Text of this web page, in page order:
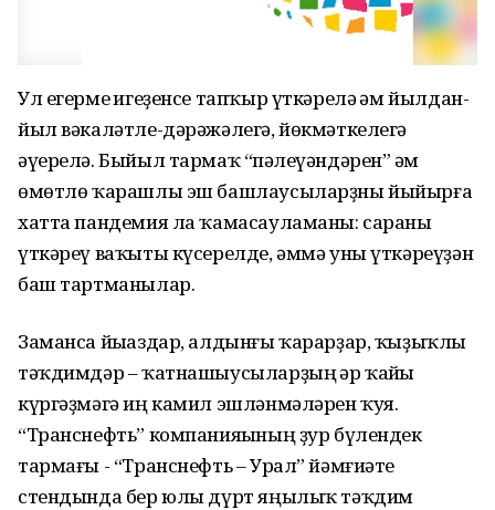
Ул егерме һигеҙенсе тапҡыр үткәрелә һәм йылдан-
йыл вәкаләтле-дәрәжәлегә, йөкмәткелегә
әүерелә. Быйыл тармаҡ “пәһлеүәндәрен” һәм
өмөтлө ҡарашлы эш башлаусыларҙны йыйырға
хатта пандемия ла ҡамасауламаны: сараны
үткәреү ваҡыты күсерелде, әммә уны үткәреүҙән
баш тартманылар.
Заманса йыһаздар, алдынғы ҡарарҙар, ҡыҙыҡлы
тәҡдимдәр – ҡатнашыусыларҙың һәр ҡайһы
күргәҙмәгә иң камил эшләнмәләрен ҡуя.
“Транснефть” компанияһының ҙур бүлендек
тармағы - “Транснефть – Урал” йәмғиәте
стендында бер юлы дүрт яңылыҡ тәҡдим